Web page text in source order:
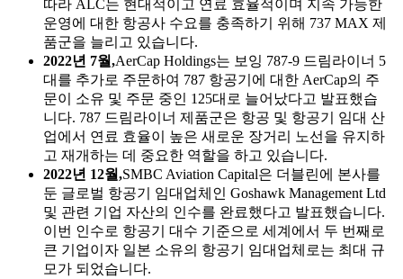
따라 ALC는 현대적이고 연료 효율적이며 지속 가능한
운영에 대한 항공사 수요를 충족하기 위해 737 MAX 제
품군을 늘리고 있습니다.
2022년 7월,AerCap Holdings는 보잉 787-9 드림라이너 5
대를 추가로 주문하여 787 항공기에 대한 AerCap의 주
문이 소유 및 주문 중인 125대로 늘어났다고 발표했습
니다. 787 드림라이너 제품군은 항공 및 항공기 임대 산
업에서 연료 효율이 높은 새로운 장거리 노선을 유지하
고 재개하는 데 중요한 역할을 하고 있습니다.
2022년 12월,SMBC Aviation Capital은 더블린에 본사를
둔 글로벌 항공기 임대업체인 Goshawk Management Ltd
및 관련 기업 자산의 인수를 완료했다고 발표했습니다.
이번 인수로 항공기 대수 기준으로 세계에서 두 번째로
큰 기업이자 일본 소유의 항공기 임대업체로는 최대 규
모가 되었습니다.